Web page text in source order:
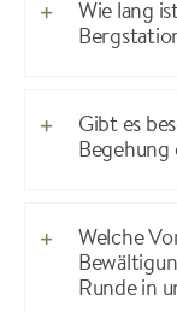
Wie lang
Gibt es
Begehung
Welche
Runde in